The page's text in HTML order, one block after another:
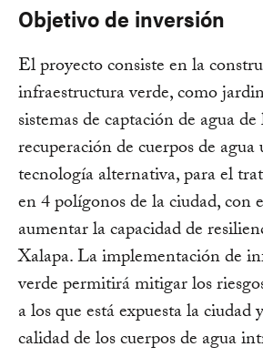
Objetivo de inversión
El proyecto consiste en la
infraestructura verde, como
sistemas de captación de agua
recuperación de cuerpos de agua
tecnología alternativa, para el
en 4 polígonos de la ciudad, con
aumentar la capacidad de
Xalapa. La implementación de
verde permitirá mitigar los
a los que está expuesta la ciudad
calidad de los cuerpos de agua